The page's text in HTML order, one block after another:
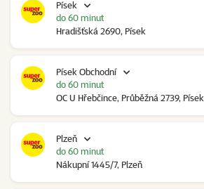
Písek
Hradišťská 2690, Písek
do 60 minut
Písek Obchodní
OC U Hřebčince, Průběžná 2739, Písek
do 60 minut
Plzeň
Nákupní 1445/7, Plzeň
do 60 minut